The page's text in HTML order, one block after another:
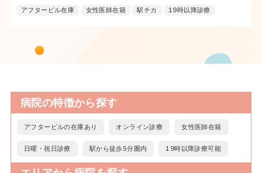
アフターピル在庫 女性医師在籍 駅チカ 19時以降診療
病院の特徴から探す
アフターピルの在庫あり オンライン診療 女性医師在籍
日曜・祝日診療 駅から徒歩5分圏内 19時以降診療可能